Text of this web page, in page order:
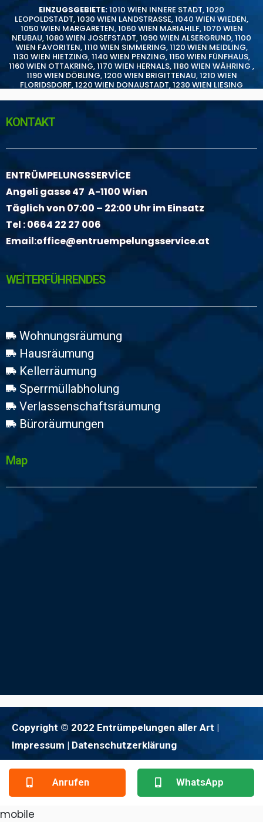
EINZUGSGEBIETE:1010 WIEN INNERE STADT,1020
LEOPOLDSTADT,1030 WIEN LANDSTRASSE,1040 WIEN WIEDEN,
1050 WIEN MARGARETEN,1060 WIEN MARIAHILF,1070 WIEN
NEUBAU,1080 WIEN JOSEFSTADT,1090 WIEN ALSERGRUND,1100
WIEN FAVORITEN,1110 WIEN SIMMERING,1120 WIEN MEIDLING,
1130 WIEN HIETZING,1140 WIEN PENZING,1150 WIEN FÜNFHAUS,
1160 WIEN OTTAKRING,1170 WIEN HERNALS,1180 WIEN WÄHRING ,
1190 WIEN DÖBLING,1200 WIEN BRIGITTENAU,1210 WIEN
FLORIDSDORF,1220 WIEN DONAUSTADT,1230 WIEN LIESING
KONTAKT
ENTRÜMPELUNGSSERVİCE
Angeli gasse 47 A-1100 Wien
Täglich von 07:00 – 22:00 Uhr im Einsatz
Tel :0664 22 27 006
Email:office@entruempelungsservice.at
WEİTERFÜHRENDES
Wohnungsräumung
Hausräumung
Kellerräumung
Sperrmüllabholung
Verlassenschaftsräumung
Büroräumungen
Map
Copyright © 2022 Entrümpelungen aller Art |
Impressum | Datenschutzerklärung
Anrufen WhatsApp